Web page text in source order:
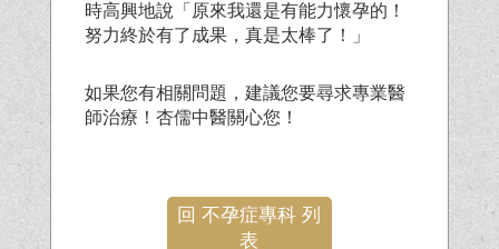
時高興地說「原來我還是有能力懷孕的！
努力終於有了成果，真是太棒了！」
如果您有相關問題，建議您要尋求專業醫
師治療！杏儒中醫關心您！
回 不孕症專科 列
表